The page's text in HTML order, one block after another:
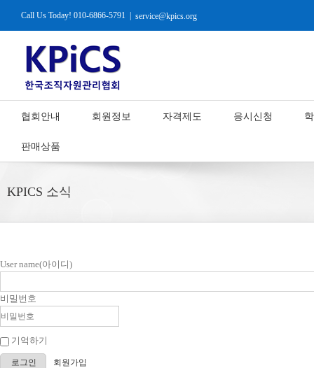
Call Us Today! 010-6866-5791 | service@kpics.org
협회안내 회원정보 자격제도 응시신청
판매상품
KPICS 소식
User name(아이디)
비밀번호
기억하기
로그인 회원가입